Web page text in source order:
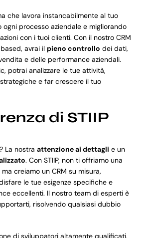
che lavora instancabilmente al tuo
ogni processo aziendale e migliorando
con i tuoi clienti. Con il nostro CRM
avrai il pieno controllo dei dati,
e delle performance aziendali.
potrai analizzare le tue attività,
e far crescere il tuo
di STIIP
La nostra attenzione ai dettagli e un
. Con STIIP, non ti offriamo una
creiamo un CRM su misura,
le tue esigenze specifiche e
eccellenti. Il nostro team di esperti è
risolvendo qualsiasi dubbio
di sviluppatori altamente qualificati,